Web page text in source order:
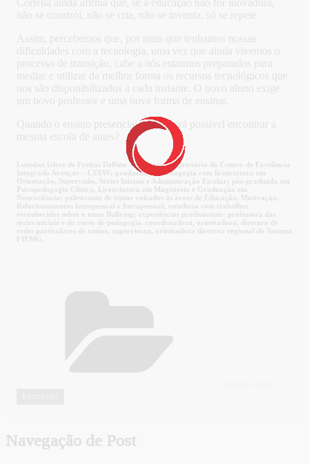
Cortella ainda afirma que, se a educação não for inovadora,
não se constrói, não se cria, não se inventa, só se repete.
Assim, percebemos que, por mais que tenhamos nossas
dificuldades com a tecnologia, uma vez que ainda vivemos o
processo de transição, cabe a nós estarmos preparados para
mediar e utilizar da melhor forma os recursos tecnológicos que
nos são disponibilizados a cada instante. O novo aluno exige
um novo professor e uma nova forma de ensinar.
Quando o ensino presencial voltar, será possível encontrar a
mesma escola de antes?
Luzedna Glece de Freitas Delfino – Diretora proprietária do Centro de Excelência
Integrado Avançar – CEIAV; graduada em Pedagogia com licenciatura em
Orientação, Supervisão, Séries Iniciais e Administração Escolar; pós-graduada em
Psicopedagogia Clínica, Licenciatura em Magistério e Graduação em
Neurociência; palestrante de temas voltados às áreas de Educação, Motivação,
Relacionamentos Interpessoal e Intrapessoal; estudiosa com trabalhos
reconhecidos sobre o tema Bullying; experiências profissionais: professora das
séries iniciais e do curso de pedagogia, coordenadora, orientadora, diretora de
redes particulares de ensino, supervisora, orientadora diretora regional do Sistema
FIEMG.
Navegação de Post